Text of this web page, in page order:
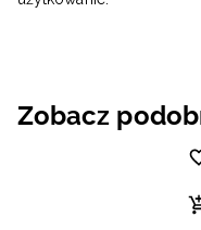
Zobacz